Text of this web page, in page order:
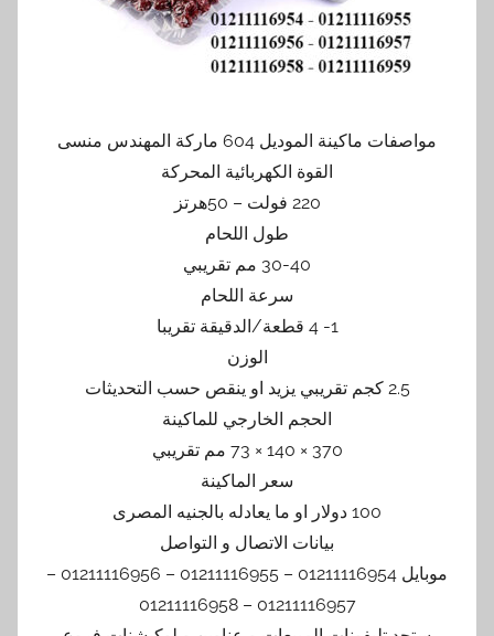
مواصفات ماكينة الموديل 604 ماركة المهندس منسى
القوة الكهربائية المحركة
220 فولت – 50هرتز
طول اللحام
30-40 مم تقريبي
سرعة اللحام
1- 4 قطعة/الدقيقة تقريبا
الوزن
2.5 كجم تقريبي يزيد او ينقص حسب التحديثات
الحجم الخارجي للماكينة
370 × 140 × 73 مم تقريبي
سعر الماكينة
100 دولار او ما يعادله بالجنيه المصرى
بيانات الاتصال و التواصل
موبايل 01211116954 – 01211116955 – 01211116956 –
01211116957 – 01211116958